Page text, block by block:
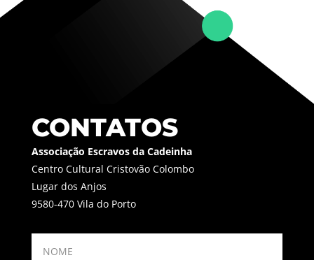
CONTATOS
Associação Escravos da Cadeinha
Centro Cultural Cristovão Colombo
Lugar dos Anjos
9580-470 Vila do Porto